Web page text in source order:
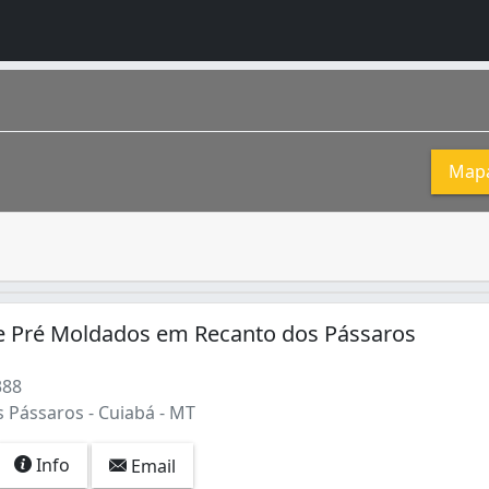
localizado na região Centro-Oeste . O
Pré Moldados em Recanto dos Pássaros
Pássaros - Cuiabá - MT
Info Email